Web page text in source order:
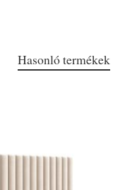
Hasonló termékek